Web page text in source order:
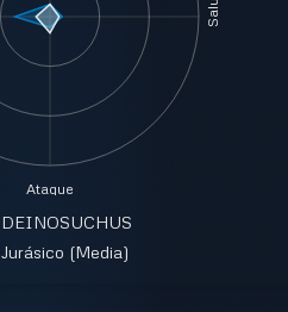
Salud
Ataque
DEINOSUCHUS
Jurásico (Media)